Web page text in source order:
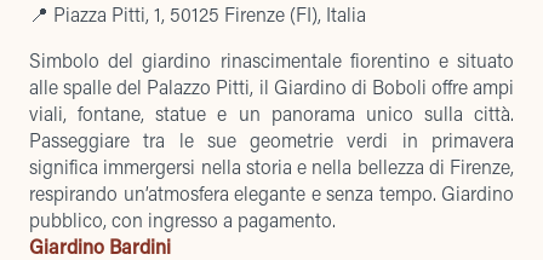
📍 Piazza Pitti, 1, 50125 Firenze (FI), Italia
Simbolo del giardino rinascimentale fiorentino e situato
alle spalle del Palazzo Pitti, il Giardino di Boboli offre ampi
viali, fontane, statue e un panorama unico sulla città.
Passeggiare tra le sue geometrie verdi in primavera
significa immergersi nella storia e nella bellezza di Firenze,
respirando un’atmosfera elegante e senza tempo. Giardino
pubblico, con ingresso a pagamento.
Giardino Bardini